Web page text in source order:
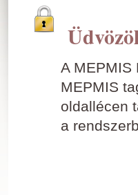
A MEPMIS
MEPMIS
oldallécen
a